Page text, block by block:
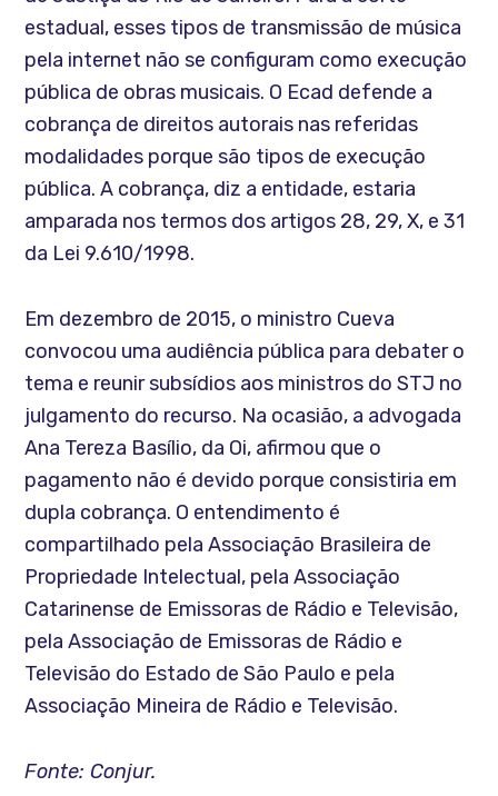
estadual, esses tipos de transmissão de música
pela internet não se configuram como execução
pública de obras musicais. O Ecad defende a
cobrança de direitos autorais nas referidas
modalidades porque são tipos de execução
pública. A cobrança, diz a entidade, estaria
amparada nos termos dos artigos 28, 29, X, e 31
da Lei 9.610/1998.
Em dezembro de 2015, o ministro Cueva
convocou uma audiência pública para debater o
tema e reunir subsídios aos ministros do STJ no
julgamento do recurso. Na ocasião, a advogada
Ana Tereza Basílio, da Oi, afirmou que o
pagamento não é devido porque consistiria em
dupla cobrança. O entendimento é
compartilhado pela Associação Brasileira de
Propriedade Intelectual, pela Associação
Catarinense de Emissoras de Rádio e Televisão,
pela Associação de Emissoras de Rádio e
Televisão do Estado de São Paulo e pela
Associação Mineira de Rádio e Televisão.
Fonte: Conjur.